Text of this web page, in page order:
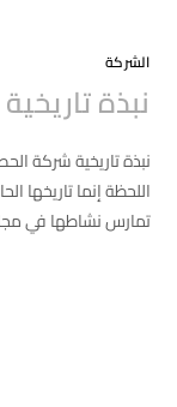
الشركة
نبذة تاريخية
نبذة تاريخية شركة
اللحظة إنما تاريخها
تمارس نشاطها في